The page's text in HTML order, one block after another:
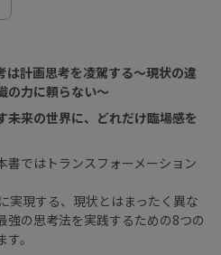
は計画思考を凌駕する〜現状の違
の力に頼らない〜
未来の世界に、どれだけ臨場感を
書ではトランスフォーメーション
実現する、現状とはまったく異な
強の思考法を実践するための8つの
す。